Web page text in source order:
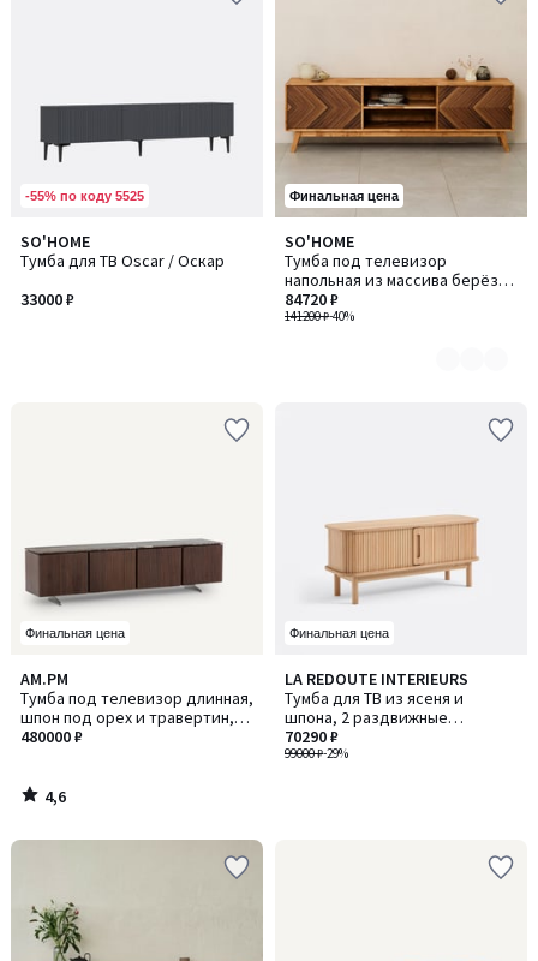
-55% по коду 5525
SO'HOME
Тумба для ТВ Oscar / Оскар
33000 ₽
Финальная цена
SO'HOME
Тумба под телевизор
напольная из массива берёзы
и шпона ореха
141200 ₽-40%
84720 ₽
Количество
цветов:
3
Финальная цена
AM.PM
Тумба под телевизор длинная,
шпон под орех и травертин,
Jakto / Джакто
480000 ₽
4,6
/ 5
4,6
/
Финальная цена
LA REDOUTE INTERIEURS
Тумба для ТВ из ясеня и
шпона, 2 раздвижные
(скользящие) дверцы, ширина
120 см, WAPONG / ВАПОНГ
99000 ₽-29%
70290 ₽